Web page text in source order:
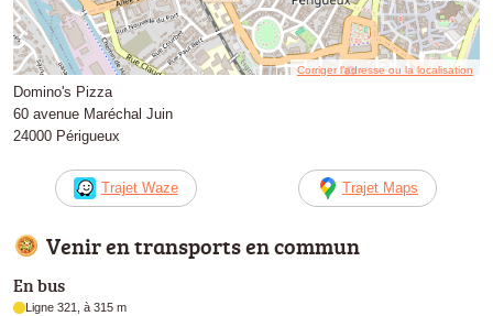
Corriger l’adresse ou la localisation
Domino's Pizza
60 avenue Maréchal Juin
24000 Périgueux
Trajet Waze Trajet Maps
Venir en transports en commun
En bus
Ligne 321, à 315 m